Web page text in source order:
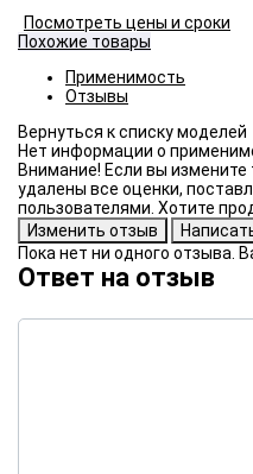
Посмотреть цены и сроки
Похожие товары
Применимость
Отзывы
Нет информации о
Внимание! Если вы измените
удалены все оценки,
пользователями. Хотите
Пока нет ни одного отзыва.
Ответ на отзыв